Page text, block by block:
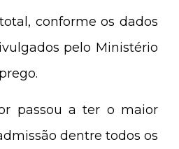
conforme os dados
pelo Ministério
passou a ter o maior
dentre todos os